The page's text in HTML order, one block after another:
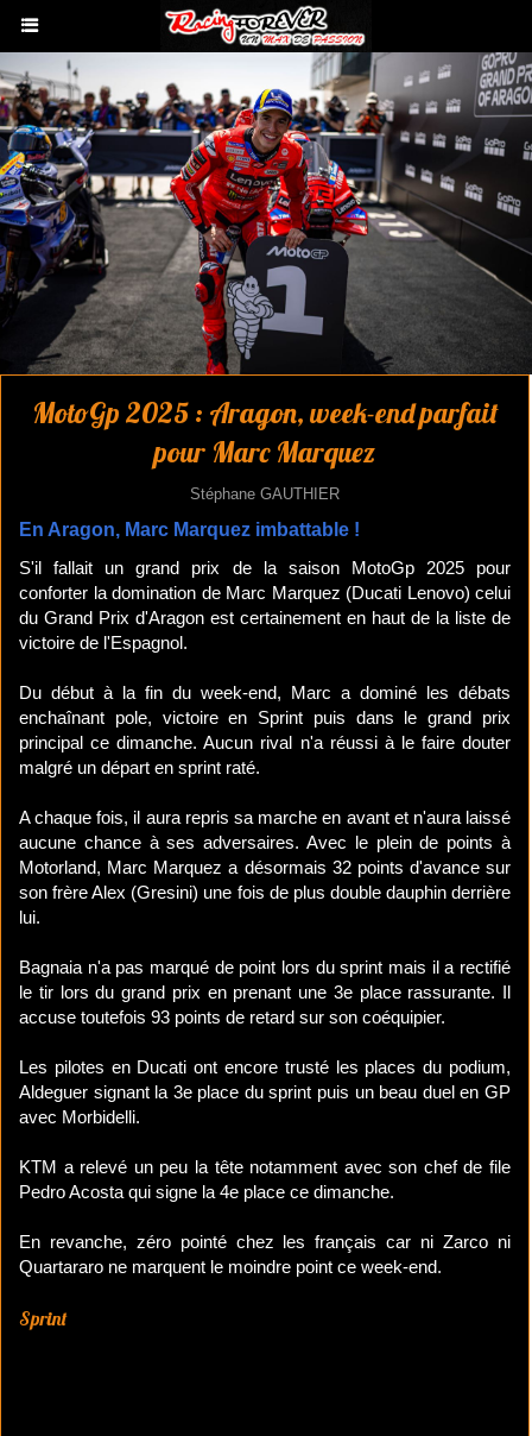
MotoGp 2025 : Aragon, week-end parfait
pour Marc Marquez
Stéphane GAUTHIER
En Aragon, Marc Marquez imbattable !
S'il fallait un grand prix de la saison MotoGp 2025 pour
conforter la domination de Marc Marquez (Ducati Lenovo) celui
du Grand Prix d'Aragon est certainement en haut de la liste de
victoire de l'Espagnol.
Du début à la fin du week-end, Marc a dominé les débats
enchaînant pole, victoire en Sprint puis dans le grand prix
principal ce dimanche. Aucun rival n'a réussi à le faire douter
malgré un départ en sprint raté.
A chaque fois, il aura repris sa marche en avant et n'aura laissé
aucune chance à ses adversaires. Avec le plein de points à
Motorland, Marc Marquez a désormais 32 points d'avance sur
son frère Alex (Gresini) une fois de plus double dauphin derrière
lui.
Bagnaia n'a pas marqué de point lors du sprint mais il a rectifié
le tir lors du grand prix en prenant une 3e place rassurante. Il
accuse toutefois 93 points de retard sur son coéquipier.
Les pilotes en Ducati ont encore trusté les places du podium,
Aldeguer signant la 3e place du sprint puis un beau duel en GP
avec Morbidelli.
KTM a relevé un peu la tête notamment avec son chef de file
Pedro Acosta qui signe la 4e place ce dimanche.
En revanche, zéro pointé chez les français car ni Zarco ni
Quartararo ne marquent le moindre point ce week-end.
Sprint